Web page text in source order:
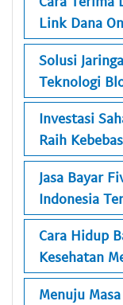
Link Dana
Solusi
Teknologi
Investasi
Raih
Jasa Bayar
Indonesia
Cara Hidup
Kesehatan
Menuju